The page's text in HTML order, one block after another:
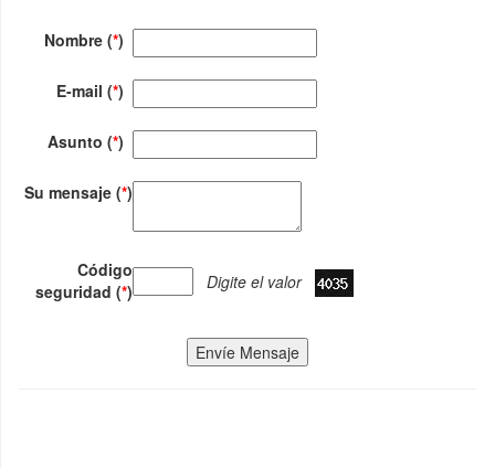
Nombre (*)
E-mail (*)
Asunto (*)
Su mensaje (*)
Código
seguridad (*) Digite el valor
Envíe Mensaje